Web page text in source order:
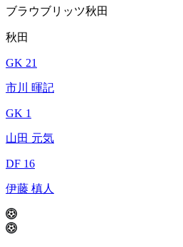
ブラウブリッツ秋田
秋田
GK 21
市川 暉記
GK 1
山田 元気
DF 16
伊藤 槙人